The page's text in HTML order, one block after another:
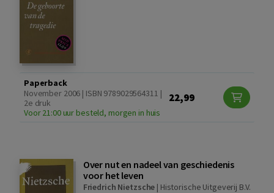
Paperback
November 2006 | ISBN 9789029564311 |
2e druk
Voor 21:00 uur besteld, morgen in huis
22,99
Over nut en nadeel van geschiedenis
voor het leven
Friedrich Nietzsche | Historische Uitgeverij B.V.